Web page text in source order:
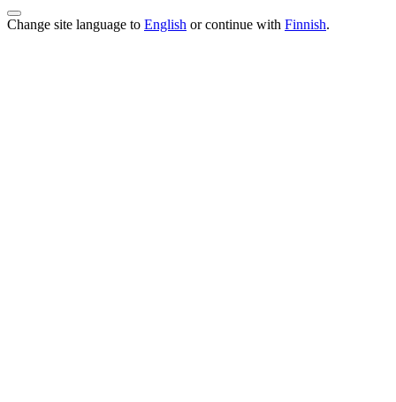
Change site language to English or continue with Finnish.